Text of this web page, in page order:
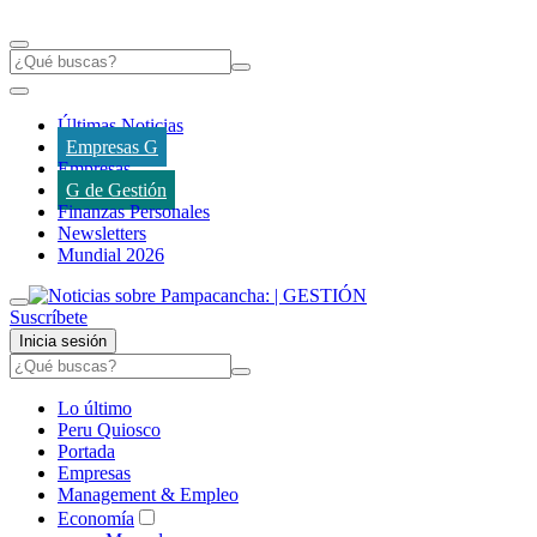
Últimas Noticias
Empresas G
Empresas
G de Gestión
Finanzas Personales
Newsletters
Mundial 2026
Suscríbete
Inicia sesión
Lo último
Peru Quiosco
Portada
Empresas
Management & Empleo
Economía